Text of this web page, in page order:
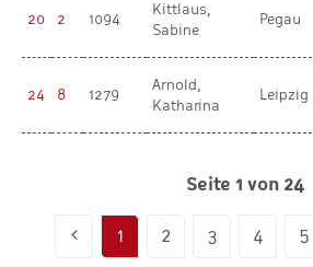
20 2 1094
Kittlaus,
Sabine
Pegau
24 8 1279
Arnold,
Katharina
Leipzig
Seite 1 von 24
1 2 3 4 5